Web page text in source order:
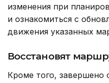
изменения при
и ознакомиться с
движения указанных
Восстановят
Кроме того, завершено